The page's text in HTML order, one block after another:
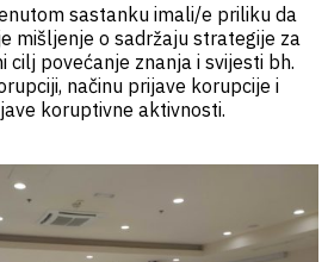
sastanku imali/e priliku da
mišljenje o sadržaju strategije za
cilj povećanje znanja i svijesti bh.
načinu prijave korupcije i
koruptivne aktivnosti.